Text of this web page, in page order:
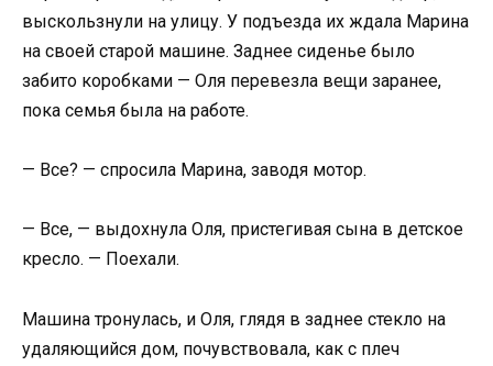
выскользнули на улицу. У подъезда их ждала Марина
на своей старой машине. Заднее сиденье было
забито коробками — Оля перевезла вещи заранее,
пока семья была на работе.
— Все? — спросила Марина, заводя мотор.
— Все, — выдохнула Оля, пристегивая сына в детское
кресло. — Поехали.
Машина тронулась, и Оля, глядя в заднее стекло на
удаляющийся дом, почувствовала, как с плеч